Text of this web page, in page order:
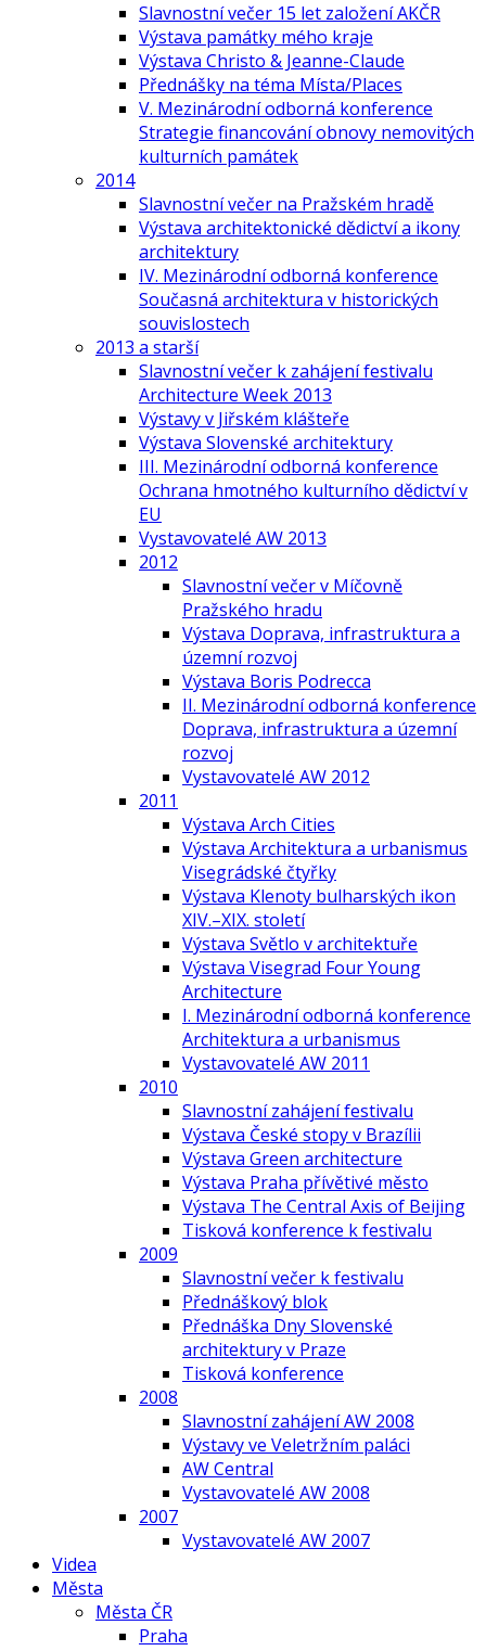
Slavnostní večer 15 let založení AKČR
Výstava památky mého kraje
Výstava Christo & Jeanne-Claude
Přednášky na téma Místa/Places
V. Mezinárodní odborná konference
Strategie financování obnovy nemovitých
kulturních památek
2014
Slavnostní večer na Pražském hradě
Výstava architektonické dědictví a ikony
architektury
IV. Mezinárodní odborná konference
Současná architektura v historických
souvislostech
2013 a starší
Slavnostní večer k zahájení festivalu
Architecture Week 2013
Výstavy v Jiřském klášteře
Výstava Slovenské architektury
III. Mezinárodní odborná konference
Ochrana hmotného kulturního dědictví v
EU
Vystavovatelé AW 2013
2012
Slavnostní večer v Míčovně
Pražského hradu
Výstava Doprava, infrastruktura a
územní rozvoj
Výstava Boris Podrecca
II. Mezinárodní odborná konference
Doprava, infrastruktura a územní
rozvoj
Vystavovatelé AW 2012
2011
Výstava Arch Cities
Výstava Architektura a urbanismus
Visegrádské čtyřky
Výstava Klenoty bulharských ikon
XIV.–XIX. století
Výstava Světlo v architektuře
Výstava Visegrad Four Young
Architecture
I. Mezinárodní odborná konference
Architektura a urbanismus
Vystavovatelé AW 2011
2010
Slavnostní zahájení festivalu
Výstava České stopy v Brazílii
Výstava Green architecture
Výstava Praha přívětivé město
Výstava The Central Axis of Beijing
Tisková konference k festivalu
2009
Slavnostní večer k festivalu
Přednáškový blok
Přednáška Dny Slovenské
architektury v Praze
Tisková konference
2008
Slavnostní zahájení AW 2008
Výstavy ve Veletržním paláci
AW Central
Vystavovatelé AW 2008
2007
Vystavovatelé AW 2007
Videa
Města
Města ČR
Praha